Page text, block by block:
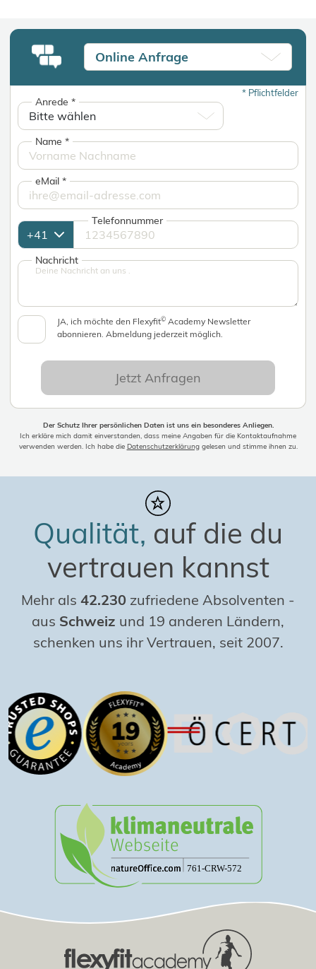
Online Anfrage
*Pflichtfelder
Anrede*
Name*
eMail*
Telefonnummer
Nachricht
JA, ich möchte den Flexyfit© Academy Newsletter
abonnieren. Abmeldung jederzeit möglich.
Jetzt Anfragen
Der Schutz Ihrer persönlichen Daten ist uns ein besonderes Anliegen.
Ich erkläre mich damit einverstanden, dass meine Angaben für die Kontaktaufnahme
verwenden werden. Ich habe die Datenschutzerklärunggelesen und stimme ihnen zu.
Qualität, auf die du
vertrauen kannst
Mehr als 42.230 zufriedene Absolventen -
aus Schweiz und 19 anderen Ländern,
schenken uns ihr Vertrauen, seit 2007.